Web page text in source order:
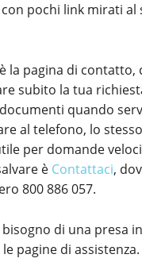
pochi link mirati
la pagina di contatto,
subito la tua
quando
al telefono, lo
per domande
è Contattaci,
800 886 057.
di una presa
pagine di